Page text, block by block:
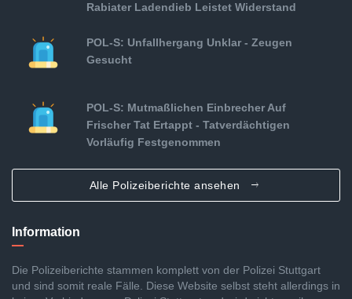
Rabiater Ladendieb Leistet Widerstand
POL-S: Unfallhergang Unklar - Zeugen
Gesucht
POL-S: Mutmaßlichen Einbrecher Auf
Frischer Tat Ertappt - Tatverdächtigen
Vorläufig Festgenommen
Alle Polizeiberichte ansehen
Information
Die Polizeiberichte stammen komplett von der Polizei Stuttgart
und sind somit reale Fälle. Diese Website selbst steht allerdings in